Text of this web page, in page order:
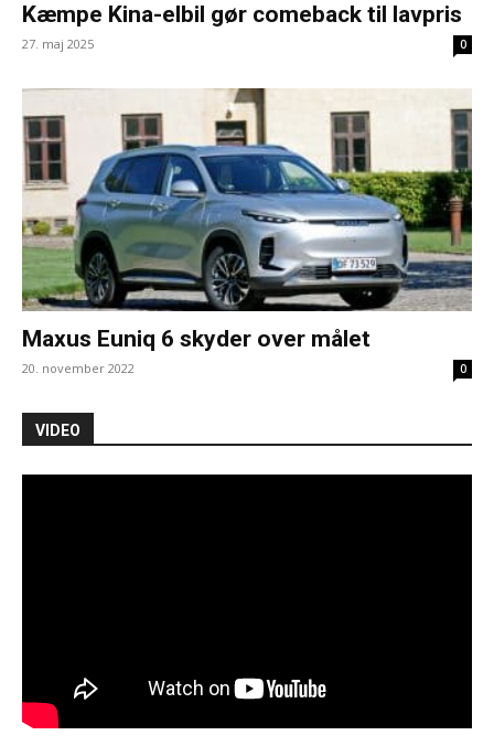
Kæmpe Kina-elbil gør comeback til lavpris
27. maj 2025 0
Maxus Euniq 6 skyder over målet
20. november 2022 0
VIDEO